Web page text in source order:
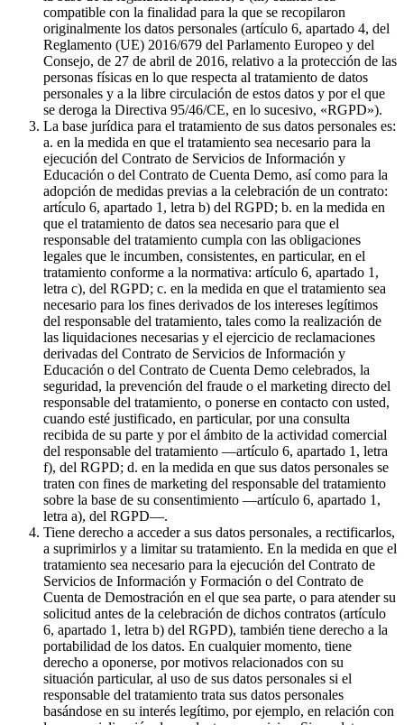
compatible con la finalidad para la que se recopilaron
originalmente los datos personales (artículo 6, apartado 4, del
Reglamento (UE) 2016/679 del Parlamento Europeo y del
Consejo, de 27 de abril de 2016, relativo a la protección de las
personas físicas en lo que respecta al tratamiento de datos
personales y a la libre circulación de estos datos y por el que
se deroga la Directiva 95/46/CE, en lo sucesivo, «RGPD»).
La base jurídica para el tratamiento de sus datos personales es:
a. en la medida en que el tratamiento sea necesario para la
ejecución del Contrato de Servicios de Información y
Educación o del Contrato de Cuenta Demo, así como para la
adopción de medidas previas a la celebración de un contrato:
artículo 6, apartado 1, letra b) del RGPD; b. en la medida en
que el tratamiento de datos sea necesario para que el
responsable del tratamiento cumpla con las obligaciones
legales que le incumben, consistentes, en particular, en el
tratamiento conforme a la normativa: artículo 6, apartado 1,
letra c), del RGPD; c. en la medida en que el tratamiento sea
necesario para los fines derivados de los intereses legítimos
del responsable del tratamiento, tales como la realización de
las liquidaciones necesarias y el ejercicio de reclamaciones
derivadas del Contrato de Servicios de Información y
Educación o del Contrato de Cuenta Demo celebrados, la
seguridad, la prevención del fraude o el marketing directo del
responsable del tratamiento, o ponerse en contacto con usted,
cuando esté justificado, en particular, por una consulta
recibida de su parte y por el ámbito de la actividad comercial
del responsable del tratamiento —artículo 6, apartado 1, letra
f), del RGPD; d. en la medida en que sus datos personales se
traten con fines de marketing del responsable del tratamiento
sobre la base de su consentimiento —artículo 6, apartado 1,
letra a), del RGPD—.
Tiene derecho a acceder a sus datos personales, a rectificarlos,
a suprimirlos y a limitar su tratamiento. En la medida en que el
tratamiento sea necesario para la ejecución del Contrato de
Servicios de Información y Formación o del Contrato de
Cuenta de Demostración en el que sea parte, o para atender su
solicitud antes de la celebración de dichos contratos (artículo
6, apartado 1, letra b) del RGPD), también tiene derecho a la
portabilidad de los datos. En cualquier momento, tiene
derecho a oponerse, por motivos relacionados con su
situación particular, al uso de sus datos personales si el
responsable del tratamiento trata sus datos personales
basándose en su interés legítimo, por ejemplo, en relación con